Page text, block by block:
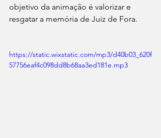
objetivo da animação é valorizar e
resgatar a memória de Juiz de Fora.
https://static.wixstatic.com/mp3/d40b03_620f
57756eaf4c098dd8b68aa3ed181e.mp3